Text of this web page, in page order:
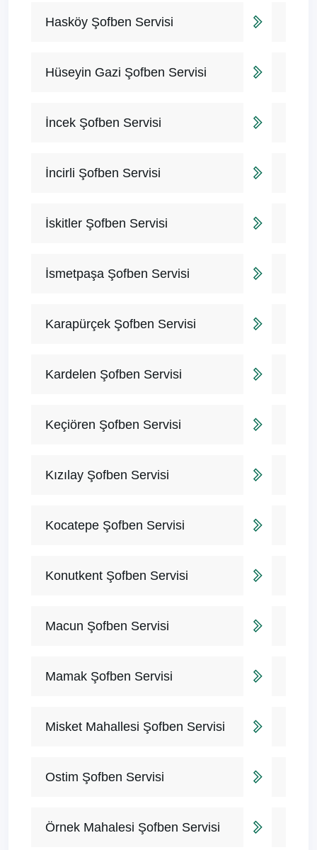
Hasköy Şofben Servisi
Hüseyin Gazi Şofben Servisi
İncek Şofben Servisi
İncirli Şofben Servisi
İskitler Şofben Servisi
İsmetpaşa Şofben Servisi
Karapürçek Şofben Servisi
Kardelen Şofben Servisi
Keçiören Şofben Servisi
Kızılay Şofben Servisi
Kocatepe Şofben Servisi
Konutkent Şofben Servisi
Macun Şofben Servisi
Mamak Şofben Servisi
Misket Mahallesi Şofben Servisi
Ostim Şofben Servisi
Örnek Mahalesi Şofben Servisi